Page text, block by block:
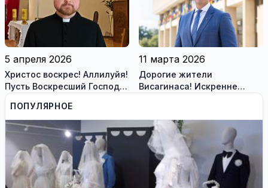
5 апреля 2026
Христос воскрес! Аллилуйя!
Пусть Воскресший Господь
наполняет вас миром,
надеждой и радостью!
11 марта 2026
Дорогие жители
Висагинаса! Искренне
независимости Литвы!
ПОПУЛЯРНОЕ